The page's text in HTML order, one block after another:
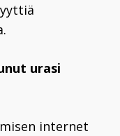
urasi
internet